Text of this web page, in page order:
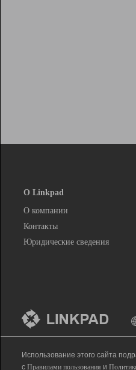
О Linkpad
О компании
Контакты
Юридические сведения
Использование этого сайта
с Правилами пользования и